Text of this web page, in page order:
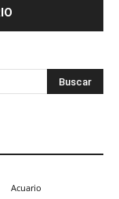
Acuario